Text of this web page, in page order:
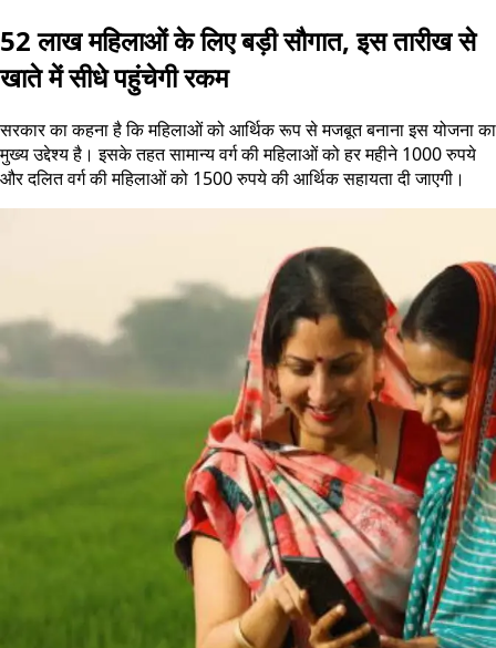
52 लाख महिलाओं के लिए बड़ी सौगात, इस तारीख से
खाते में सीधे पहुंचेगी रकम
सरकार का कहना है कि महिलाओं को आर्थिक रूप से मजबूत बनाना इस योजना का
मुख्य उद्देश्य है। इसके तहत सामान्य वर्ग की महिलाओं को हर महीने 1000 रुपये
और दलित वर्ग की महिलाओं को 1500 रुपये की आर्थिक सहायता दी जाएगी।